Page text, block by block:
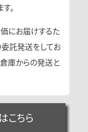
。
にお届けするた
託発送をしてお
庫からの発送と
こちら